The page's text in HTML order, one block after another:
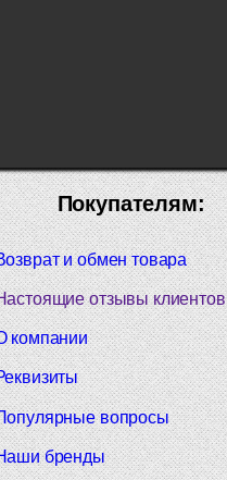
Покупателям:
и обмен товара
отзывы клиентов
компании
вопросы
бренды